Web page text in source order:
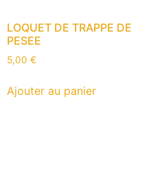
LOQUET DE TRAPPE DE
PESEE
5,00 €
Ajouter au panier